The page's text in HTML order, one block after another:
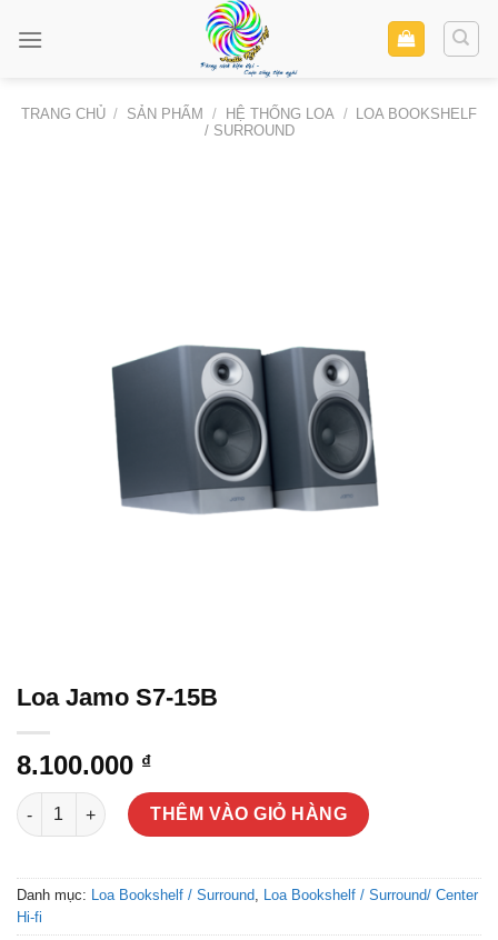
TRANG CHỦ / SẢN PHẨM / HỆ THỐNG LOA /
LOA BOOKSHELF
/ SURROUND
Loa Jamo S7-15B
8.100.000 ₫
Loa Jamo S7-15B số lượng
THÊM VÀO GIỎ HÀNG
Danh mục: Loa Bookshelf / Surround
Loa Bookshelf / Surround/ Center
Hi-fi